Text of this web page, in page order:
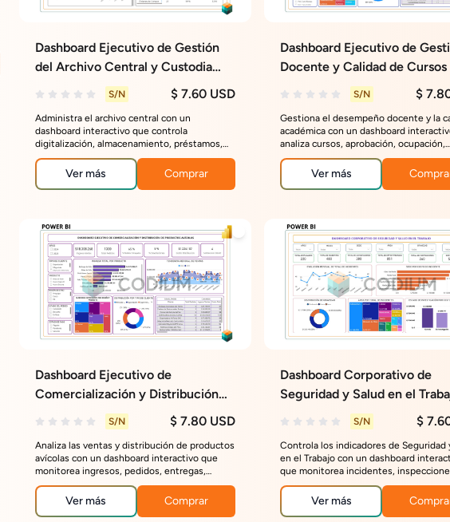
Dashboard Ejecutivo de Gestión
del Archivo Central y Custodia
S/N $ 7.60 USD
Administra el archivo central con un
dashboard interactivo que controla
digitalización, almacenamiento, préstamos,
retención documental y riesgos de deterioro
para optimizar la gestión documental.
Ver más Comprar
Dashboard Ejecutivo de
Docente y Calidad de Cursos
S/N $
Gestiona el desempeño docente y la
académica con un dashboard
analiza cursos, aprobación, ocupación,
evaluaciones y costos para optimizar
de decisiones educativas.
Ver más
Dashboard Ejecutivo de
Comercialización y Distribución
de Productos Avícolas
S/N $ 7.80 USD
Analiza las ventas y distribución de productos
avícolas con un dashboard interactivo que
monitorea ingresos, pedidos, entregas,
devoluciones y desempeño comercial para
optimizar la gestión y la rentabilidad.
Ver más Comprar
Dashboard Corporativo de
Seguridad y Salud en el
S/N $
Controla los indicadores de Seguridad
en el Trabajo con un dashboard
que monitorea incidentes,
capacitaciones, costos y desempeño
sede para fortalecer la prevención y la
de decisiones.
Ver más